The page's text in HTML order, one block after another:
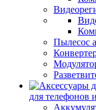
Пылесос
для телефонов